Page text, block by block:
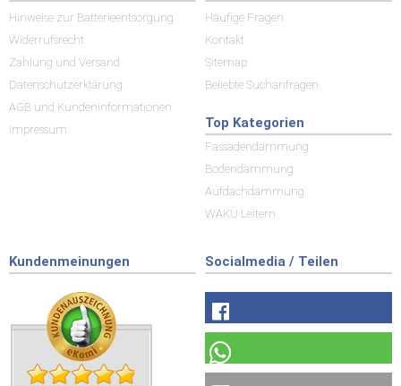
Hinweise zur Batterieentsorgung
Widerrufsrecht
Zahlung und Versand
Datenschutzerklärung
AGB und Kundeninformationen
Impressum
Häufige Fragen
Kontakt
Sitemap
Beliebte Suchanfragen
Top Kategorien
Fassadendämmung
Bodendämmung
Aufdachdämmung
WAKÜ Leitern
Kundenmeinungen Socialmedia / Teilen